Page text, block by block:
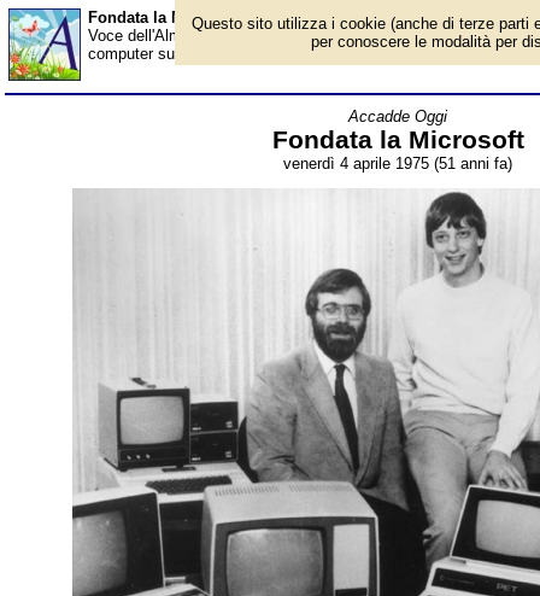
Fondata la Microsoft - Almanacco
Voce dell'Almanacco del 4 aprile, per la rubrica 'Accadde Oggi'.
computer su ogni scrivania e uno in ogni casa». Così il
Accadde Oggi
Fondata la Microsoft
venerdì 4 aprile 1975 (51 anni fa)
Questo sito utilizza i cookie (anche di terze parti
per conoscere le modalità per